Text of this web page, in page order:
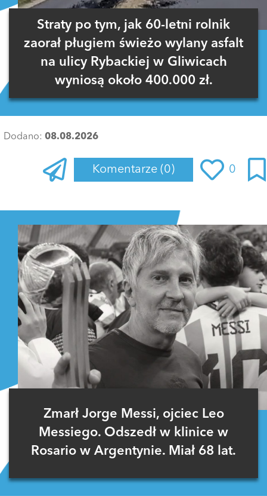
Straty po tym, jak 60-letni rolnik
zaorał pługiem świeżo wylany asfalt
na ulicy Rybackiej w Gliwicach
wyniosą około 400.000 zł.
Dodano: 08.08.2026
Komentarze (0) 0
Zmarł Jorge Messi, ojciec Leo
Messiego. Odszedł w klinice w
Rosario w Argentynie. Miał 68 lat.